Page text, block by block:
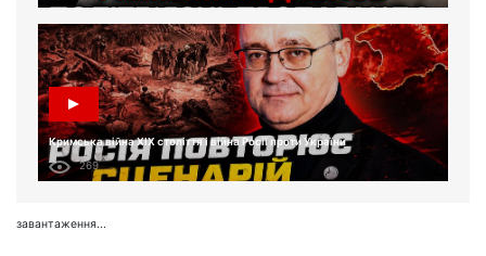
Кримська війна XIX століття і війна Росії проти України
269
завантаження...